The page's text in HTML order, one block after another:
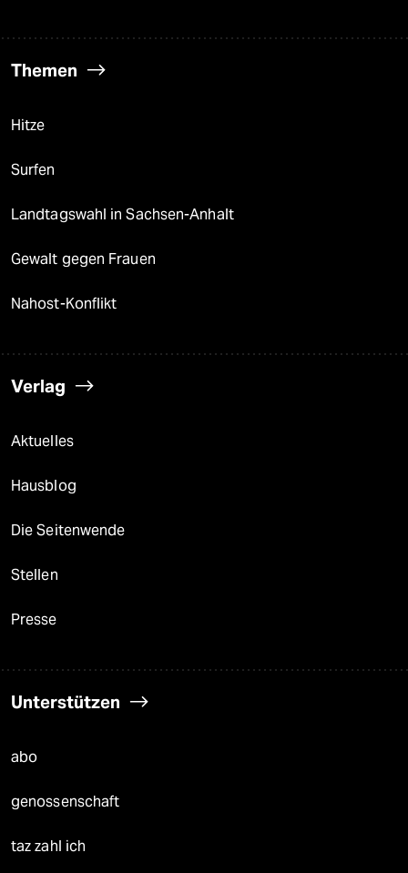
Themen
Hitze
Surfen
Landtagswahl in Sachsen-Anhalt
Gewalt gegen Frauen
Nahost-Konflikt
Verlag
Aktuelles
Hausblog
Die Seitenwende
Stellen
Presse
Unterstützen
abo
genossenschaft
taz zahl ich